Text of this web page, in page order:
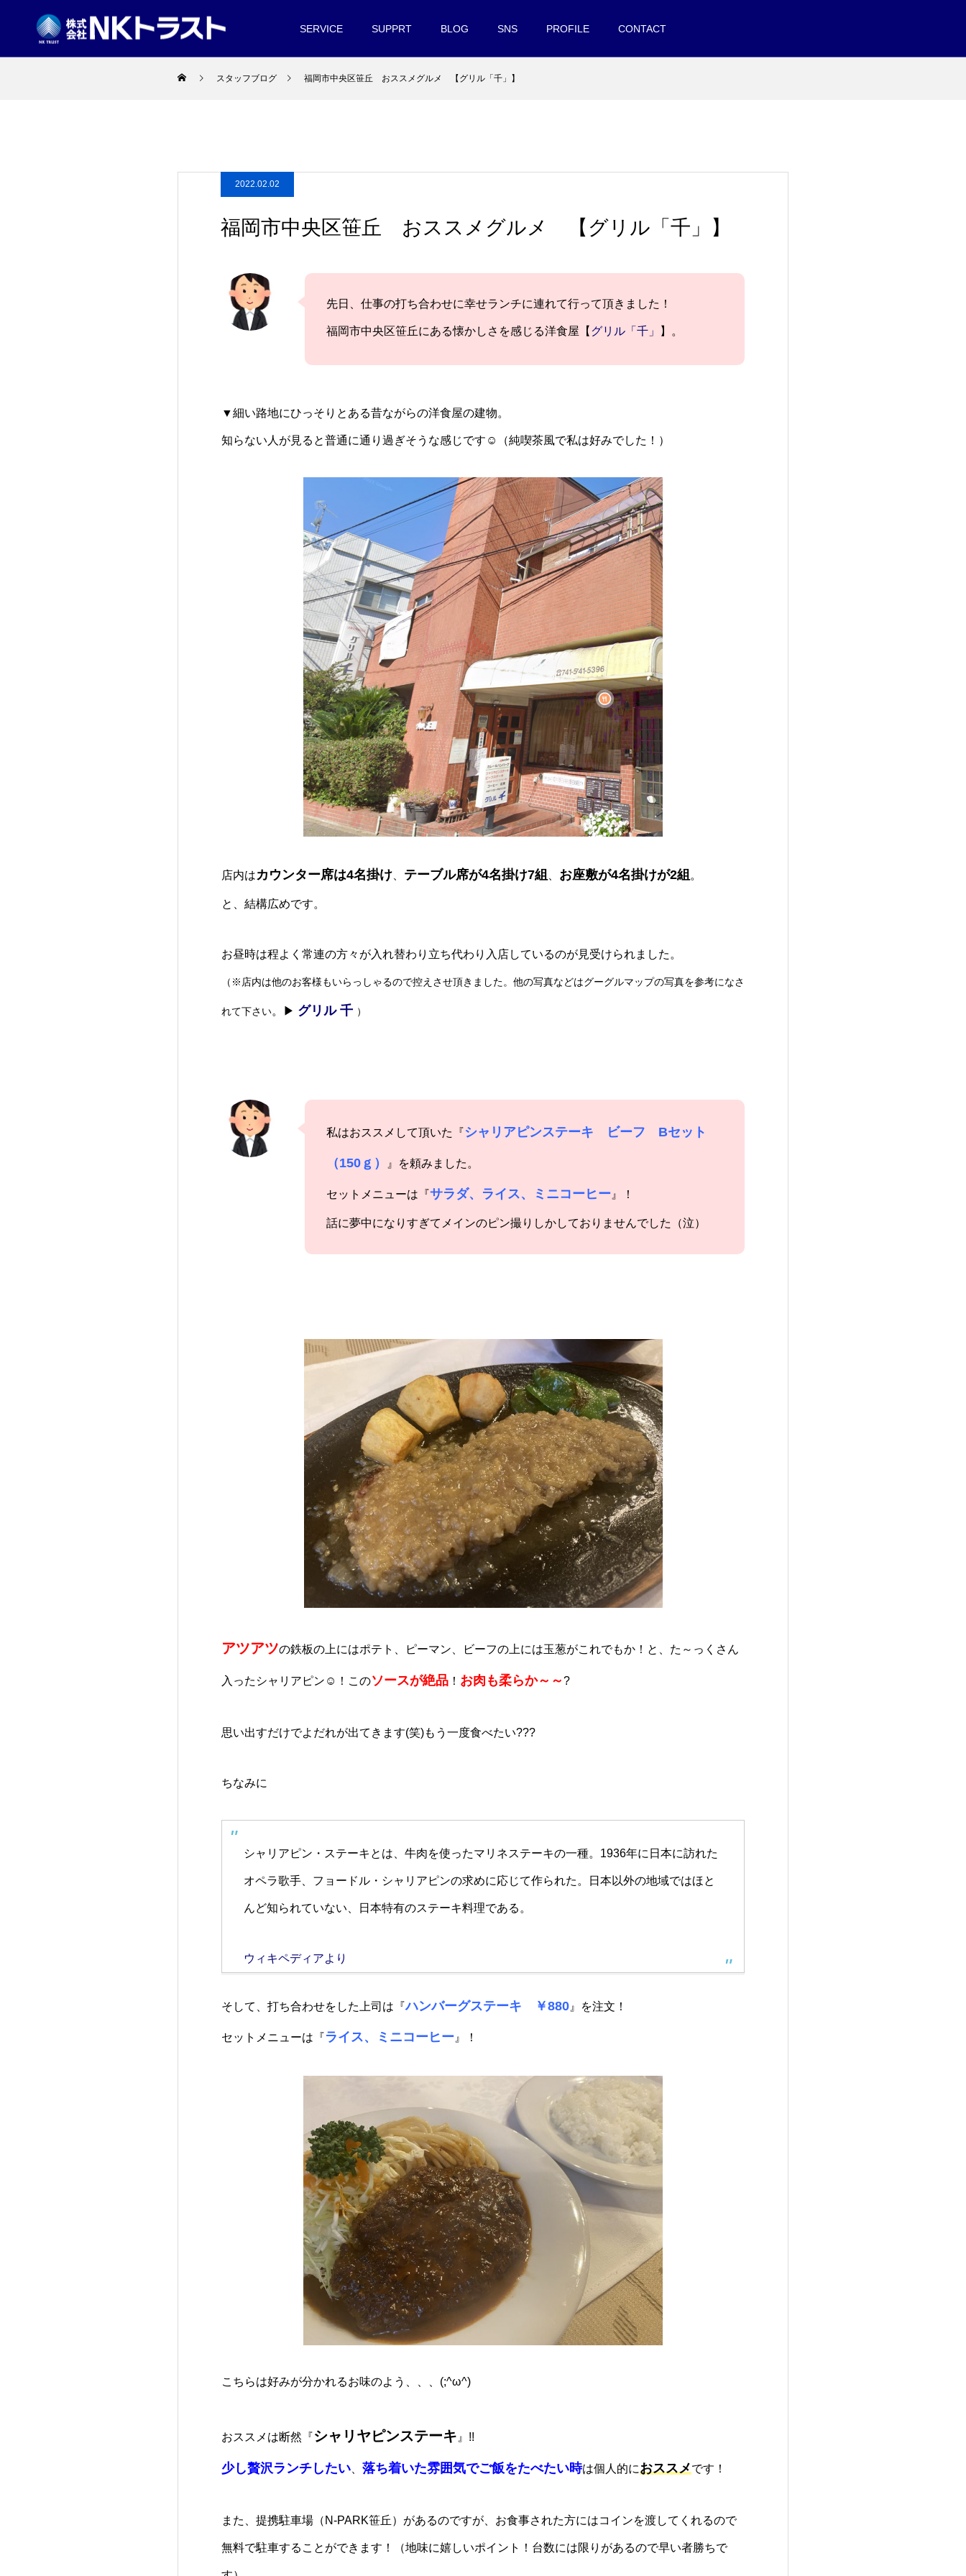
SERVICE SUPPRT BLOG SNS PROFILE CONTACT
スタッフブログ 福岡市中央区笹丘 おススメグルメ 【グリル「千」】
2022.02.02
福岡市中央区笹丘 おススメグルメ 【グリル「千」】
先日、仕事の打ち合わせに幸せランチに連れて行って頂きました！
福岡市中央区笹丘にある懐かしさを感じる洋食屋【 グリル「千」 】。
▼細い路地にひっそりとある昔ながらの洋食屋の建物。
知らない人が見ると普通に通り過ぎそうな感じです☺（純喫茶風で私は好みでした！）
店内はカウンター席は4名掛け テーブル席が4名掛け7組 お座敷が4名掛けが2組 。
と、結構広めです。
お昼時は程よく常連の方々が入れ替わり立ち代わり入店しているのが見受けられました。
（※店内は他のお客様もいらっしゃるので控えさせ頂きました。他の写真などはグーグルマップの写真を参考になさ
れて下さい。▶ グリル 千 ）
私はおススメして頂いた『シャリアピンステーキ ビーフ Bセット
（150ｇ） 』を頼みました。
セットメニューは『サラダ、ライス、ミニコーヒー 』！
話に夢中になりすぎてメインのピン撮りしかしておりませんでした（泣）
アツアツの鉄板の上にはポテト、ピーマン、ビーフの上には玉葱がこれでもか！と、た～っくさん
入ったシャリアピン☺！このソースが絶品 ！ お肉も柔らか～～?
思い出すだけでよだれが出てきます(笑)もう一度食べたい???
ちなみに
シャリアピン・ステーキとは、牛肉を使ったマリネステーキの一種。1936年に日本に訪れた
オペラ歌手、フョードル・シャリアピンの求めに応じて作られた。日本以外の地域ではほと
んど知られていない、日本特有のステーキ料理である。
ウィキペディアより
そして、打ち合わせをした上司は『ハンバーグステーキ ￥880 』を注文！
セットメニューは『ライス、ミニコーヒー 』！
こちらは好みが分かれるお味のよう、、、(;^ω^)
おススメは断然『シャリヤピンステーキ 』!!
少し贅沢ランチしたい 落ち着いた雰囲気でご飯をたべたい時は個人的におススメです！
また、提携駐車場（N-PARK笹丘）があるのですが、お食事された方にはコインを渡してくれるので
無料で駐車することができます！（地味に嬉しいポイント！台数には限りがあるので早い者勝ちで